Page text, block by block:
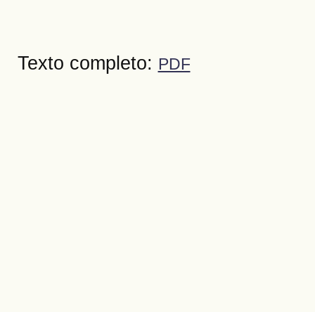
Texto completo: PDF